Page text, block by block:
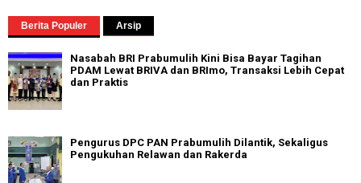
Berita Populer Arsip
Nasabah BRI Prabumulih Kini Bisa Bayar Tagihan
PDAM Lewat BRIVA dan BRImo, Transaksi Lebih Cepat
dan Praktis
Pengurus DPC PAN Prabumulih Dilantik, Sekaligus
Pengukuhan Relawan dan Rakerda